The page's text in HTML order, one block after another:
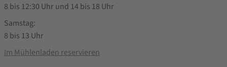
8 bis 12:30 Uhr und 14 bis 18 Uhr
Samstag:
8 bis 13 Uhr
Im Mühlenladen reservieren